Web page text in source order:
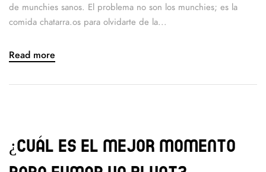
de munchies sanos. El problema no son los munchies; es la
comida chatarra.os para olvidarte de la...
Read more
¿Cuál es el mejor momento